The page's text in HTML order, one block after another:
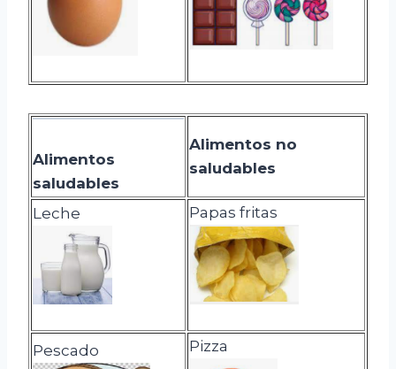
Alimentos
saludables
Alimentos no
saludables
Leche Papas fritas
Pescado Pizza